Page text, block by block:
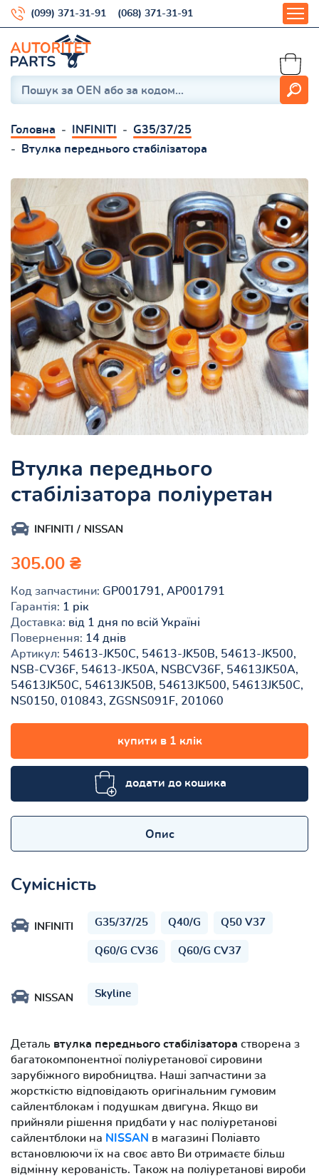
(099) 371-31-91 (068) 371-31-91
Головна INFINITI
G35/37/25
Втулка переднього стабілізатора
Втулка переднього
стабілізатора поліуретан
INFINITI NISSAN
305.00 ₴
Код запчастини: GP001791, AP001791
Гарантія: 1 рік
Доставка: від 1 дня по всій Україні
Повернення: 14 днів
Артикул: 54613-JK50C, 54613-JK50B, 54613-JK500,
NSB-CV36F, 54613-JK50A, NSBCV36F, 54613JK50A,
54613JK50C, 54613JK50B, 54613JK500, 54613JK50C,
NS0150, 010843, ZGSNS091F, 201060
купити в 1 клік
додати до кошика
Опис
Сумісність
INFINITI G35/37/25 Q40/G Q50 V37
Q60/G CV36 Q60/G CV37
NISSAN Skyline
Деталь втулка переднього стабілізатора створена з
багатокомпонентної поліуретанової сировини
зарубіжного виробництва. Наші запчастини за
жорсткістю відповідають оригінальним гумовим
сайлентблокам і подушкам двигуна. Якщо ви
прийняли рішення придбати у нас поліуретанові
сайлентблоки на NISSAN в магазині Поліавто
встановлюючи їх на своє авто Ви отримаєте більш
відмінну керованість. Також на поліуретанові вироби